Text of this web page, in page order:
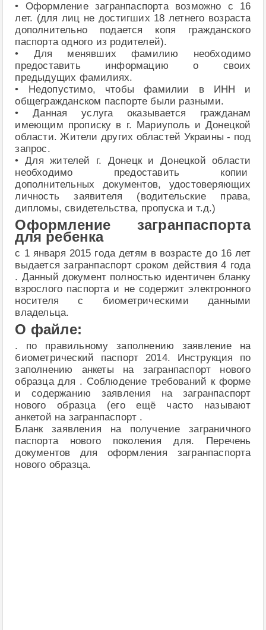
• Оформление загранпаспорта возможно с 16
лет. (для лиц не достигших 18 летнего возраста
дополнительно подается копя гражданского
паспорта одного из родителей).
• Для менявших фамилию необходимо
предоставить информацию о своих
предыдущих фамилиях.
• Недопустимо, чтобы фамилии в ИНН и
общегражданском паспорте были разными.
• Данная услуга оказывается гражданам
имеющим прописку в г. Мариуполь и Донецкой
области. Жители других областей Украины - под
запрос.
• Для жителей г. Донецк и Донецкой области
необходимо предоставить копии
дополнительных документов, удостоверяющих
личность заявителя (водительские права,
дипломы, свидетельства, пропуска и т.д.)
Оформление загранпаспорта
для ребенка
с 1 января 2015 года детям в возрасте до 16 лет
выдается загранпаспорт сроком действия 4 года
. Данный документ полностью идентичен бланку
взрослого паспорта и не содержит электронного
носителя с биометрическими данными
владельца.
О файле:
. по правильному заполнению заявление на
биометрический паспорт 2014. Инструкция по
заполнению анкеты на загранпаспорт нового
образца для . Соблюдение требований к форме
и содержанию заявления на загранпаспорт
нового образца (его ещё часто называют
анкетой на загранпаспорт .
Бланк заявления на получение заграничного
паспорта нового поколения для. Перечень
документов для оформления загранпаспорта
нового образца.